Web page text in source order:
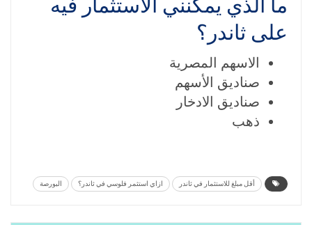
ما الذي يمكنني الاستثمار فيه
على ثاندر؟
الاسهم المصرية
صناديق الأسهم
صناديق الادخار
ذهب
أقل مبلغ للاستثمار في ثاندر ازاي استثمر فلوسي في ثاندر؟ البورصة